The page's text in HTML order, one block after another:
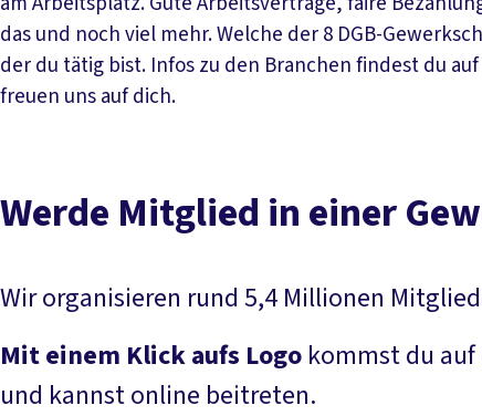
das und noch viel mehr. Welche der 8 DGB-
der du tätig bist. Infos zu den Branchen findest du
freuen uns auf dich.
Werde Mitglied in einer
Wir organisieren rund 5,4 Millionen
Mit einem Klick aufs Logo kommst du
und kannst online beitreten.